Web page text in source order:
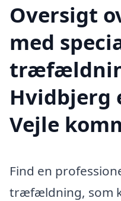
Oversigt
med
Hvidbjerg
Vejle
Find en
træfældning, som